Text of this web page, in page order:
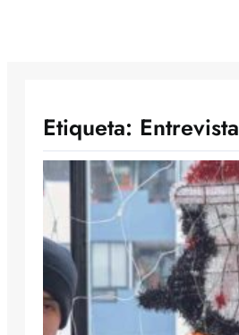
Etiqueta: Entrevista